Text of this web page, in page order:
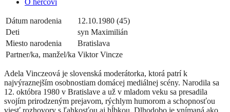
O hercovi
Dátum narodenia
12.10.1980 (45)
Deti
syn Maximilián
Miesto narodenia
Bratislava
Partner/ka, manžel/ka Viktor Vincze
Adela Vinczeová je slovenská moderátorka, ktorá patrí k
najvýraznejším osobnostiam domácej mediálnej scény. Narodila sa
12. októbra 1980 v Bratislave a už v mladom veku sa presadila
svojím prirodzeným prejavom, rýchlym humorom a schopnosťou